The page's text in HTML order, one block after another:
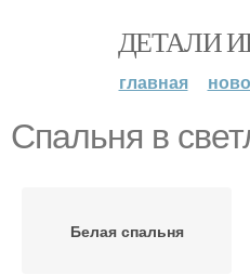
ДЕТАЛИ
главная
Спальня в
Белая спальня